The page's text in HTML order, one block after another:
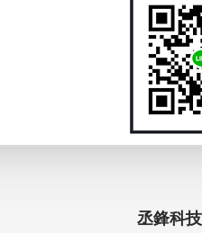
丞鋒科